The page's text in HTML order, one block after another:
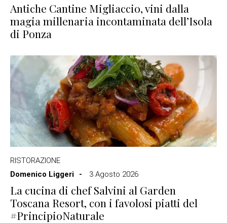
Antiche Cantine Migliaccio, vini dalla
magia millenaria incontaminata dell’Isola
di Ponza
RISTORAZIONE
Domenico Liggeri
3 Agosto 2026
La cucina di chef Salvini al Garden
Toscana Resort, con i favolosi piatti del
#PrincipioNaturale